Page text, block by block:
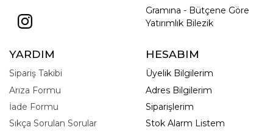
Gramına - Bütçene Göre
Yatırımlık Bilezik
YARDIM
Sipariş Takibi
Arıza Formu
İade Formu
Sıkça Sorulan Sorular
HESABIM
Üyelik Bilgilerim
Adres Bilgilerim
Siparişlerim
Stok Alarm Listem